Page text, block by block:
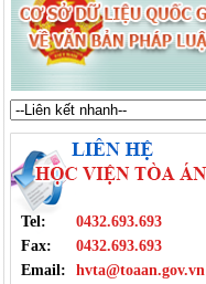
Tel:
0432.693.693
Fax:
0432.693.693
Email:
hvta@toaan.gov.vn